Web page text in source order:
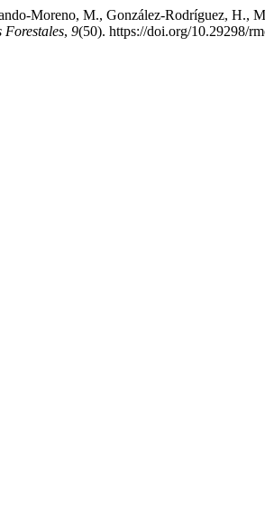
Moreno, M., González-Rodríguez, H.,
Forestales, 9(50). https://doi.org/10.29298/